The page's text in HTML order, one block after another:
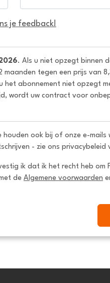
je feedback!
. Als u niet opzegt binnen
tegen een prijs van
het abonnement niet opzegt
wordt uw contract voor
ook bij of onze e-
- zie ons privacybeleid
ik dat ik het recht heb om
de Algemene voorwaarden